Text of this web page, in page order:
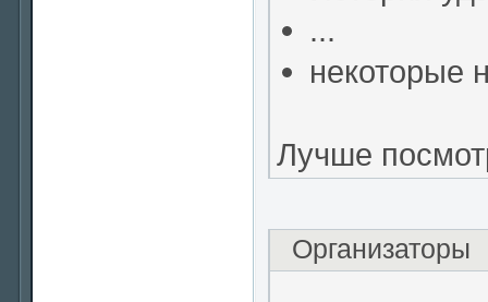
...
некоторые
Лучше
Организаторы